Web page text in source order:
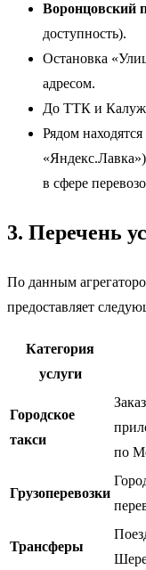
Воронцовский
доступность).
Остановка
адресом.
До ТТК и
Рядом
в сфере
3. Перечень
По данным
предоставляет
Категория
услуги
Городское
такси
по
Грузоперевозки
Трансферы